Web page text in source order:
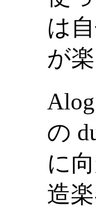
は
が
の
に
造